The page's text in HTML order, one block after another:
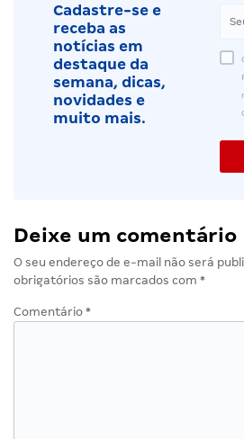
Cadastre-se e
receba as
notícias em
destaque da
semana, dicas,
novidades e
muito mais.
Deixe um comentário
O seu endereço de e-mail não será
obrigatórios são marcados com *
Comentário *